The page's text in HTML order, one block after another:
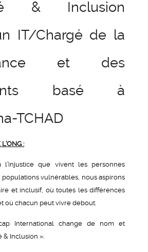
& Inclusion
IT/Chargé de la
et des
basé à
TCHAD
:
que vivent les personnes
vulnérables, nous aspirons
et inclusif, où toutes les différences
où chacun peut vivre debout.
International change de nom et
Inclusion ».